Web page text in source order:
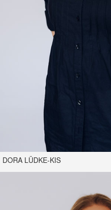
DORA LÜDKE-KIS